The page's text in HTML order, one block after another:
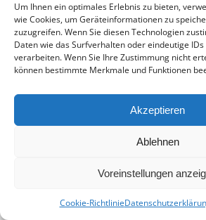
Um Ihnen ein optimales Erlebnis zu bieten,
wie Cookies, um Geräteinformationen zu
zuzugreifen. Wenn Sie diesen Technologien
Daten wie das Surfverhalten oder eindeutige
verarbeiten. Wenn Sie Ihre Zustimmung nicht
können bestimmte Merkmale und Funktionen
Akzeptieren
Ablehnen
Voreinstellungen
Cookie-Richtlinie